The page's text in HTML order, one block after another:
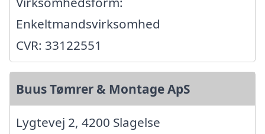
Enkeltmandsvirksomhed
CVR: 33122551
Buus Tømrer & Montage ApS
Lygtevej 2, 4200 Slagelse